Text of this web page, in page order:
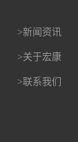
>新闻资讯
>关于宏康
>联系我们